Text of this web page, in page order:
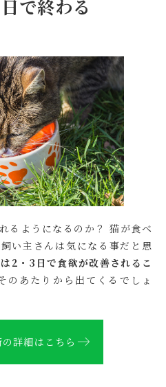
で終わる
るようになるのか？ 猫が食べ
い主さんは気になる事だと思
2・3日で食欲が改善されるこ
のあたりから出てくるでしょ
詳細はこちら